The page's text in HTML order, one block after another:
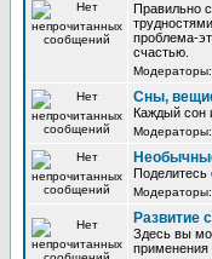
Правильно
проблема-
счастью.
Модераторы:
Сны,
Каждый сон
Модераторы:
Поделитесь
Модераторы:
Развитие
Здесь вы
применения